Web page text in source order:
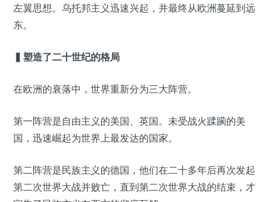
左翼思想。乌托邦主义迅速兴起，并最终从欧洲蔓延到远
东。
▍塑造了二十世纪的格局
在欧洲的衰落中，世界重新分为三大阵营。
第一阵营是自由主义的美国、英国。未受战火蹂躏的美
国，迅速崛起为世界上最发达的国家。
第二阵营是民族主义的德国，他们在二十多年后再次发起
第二次世界大战并败亡，直到第二次世界大战的结束，才